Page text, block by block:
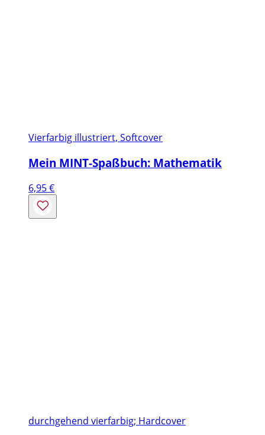
Vierfarbig illustriert, Softcover
Mein MINT-Spaßbuch: Mathematik
6,95€
durchgehend vierfarbig; Hardcover